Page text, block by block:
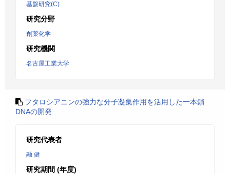
基盤研究(C)
研究分野
創薬化学
研究機関
名古屋工業大学
フタロシアニンの強力な分子凝集作用を活用した一本鎖
DNAの開発
研究代表者
融 健
研究期間 (年度)